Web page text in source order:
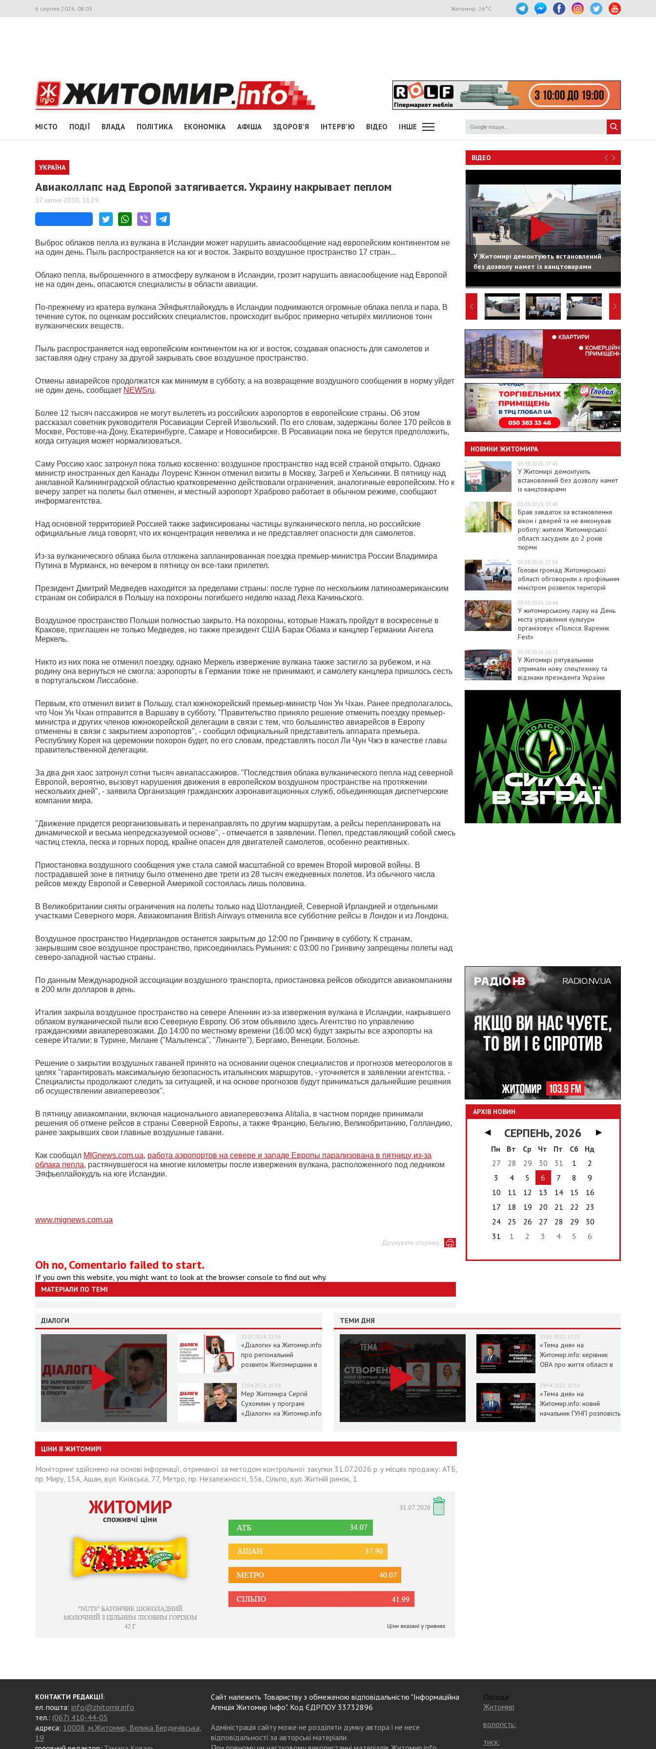
6 серпня 2026, 08:03 Житомир: 26°C
МІСТО ПОДІЇ ВЛАДА ПОЛІТИКА ЕКОНОМІКА АФІША ЗДОРОВ'Я ІНТЕРВ'Ю ВІДЕО ІНШЕ
УКРАЇНА
Авиаколлапс над Европой затягивается. Украину накрывает пеплом
17 квітня 2010, 11:29
Выброс облаков пепла из вулкана в Исландии может нарушить авиасообщение над европейским континентом не
на один день. Пыль распространяется на юг и восток. Закрыто воздушное пространство 17 стран...
Облако пепла, выброшенного в атмосферу вулканом в Исландии, грозит нарушить авиасообщение над Европой
не на один день, опасаются специалисты в области авиации.
По-прежнему из кратера вулкана Эйяфьятлайокудль в Исландии поднимаются огромные облака пепла и пара. В
течение суток, по оценкам российских специалистов, происходит выброс примерно четырёх миллионов тонн
вулканических веществ.
Пыль распространяется над европейским континентом на юг и восток, создавая опасность для самолетов и
заставляя одну страну за другой закрывать свое воздушное пространство.
Отмены авиарейсов продолжатся как минимум в субботу, а на возвращение воздушного сообщения в норму уйдет
не один день, сообщает NEWSru.
Более 12 тысяч пассажиров не могут вылететь из российских аэропортов в европейские страны. Об этом
рассказал советник руководителя Росавиации Сергей Извольский. По его словам, задержаны более 170 рейсов в
Москве, Ростове-на-Дону, Екатеринбурге, Самаре и Новосибирске. В Росавиации пока не берутся предположить,
когда ситуация может нормализоваться.
Саму Россию хаос затронул пока только косвенно: воздушное пространство над всей страной открыто. Однако
министр иностранных дел Канады Лоуренс Кэннон отменил визиты в Москву, Загреб и Хельсинки. В пятницу над
анклавной Калининградской областью кратковременно действовали ограничения, аналогичные европейским. Но к
вечеру запрет на полеты был отменен, и местный аэропорт Храброво работает в обычном режиме, сообщают
информагентства.
Над основной территорией Россией также зафиксированы частицы вулканического пепла, но российские
официальные лица говорят, что их концентрация невелика и не представляет опасности для самолетов.
Из-за вулканического облака была отложена запланированная поездка премьер-министра России Владимира
Путина в Мурманск, но вечером в пятницу он все-таки прилетел.
Президент Дмитрий Медведев находится за пределами страны: после турне по нескольким латиноамериканским
странам он собирался в Польшу на похороны погибшего неделю назад Леха Качиньского.
Воздушное пространство Польши полностью закрыто. На похороны, которые Нажать пройдут в воскресенье в
Кракове, приглашен не только Медведев, но также президент США Барак Обама и канцлер Германии Ангела
Меркель.
Никто из них пока не отменил поездку, однако Меркель извержение вулкана также застигло за рубежом, и на
родину она вернуться не смогла: аэропорты в Германии тоже не принимают, и самолету канцлера пришлось сесть
в португальском Лиссабоне.
Первым, кто отменил визит в Польшу, стал южнокорейский премьер-министр Чон Ун Чхан. Ранее предполагалось,
что Чон Ун Чхан отправится в Варшаву в субботу. "Правительство приняло решение отменить поездку премьер-
министра и других членов южнокорейской делегации в связи с тем, что большинство авиарейсов в Европу
отменены в связи с закрытием аэропортов", - сообщил официальный представитель аппарата премьера.
Республику Корея на церемонии похорон будет, по его словам, представлять посол Ли Чун Чжэ в качестве главы
правительственной делегации.
За два дня хаос затронул сотни тысяч авиапассажиров. "Последствия облака вулканического пепла над северной
Европой, вероятно, вызовут нарушения движения в европейском воздушном пространстве на протяжении
нескольких дней", - заявила Организация гражданских аэронавигационных служб, объединяющая диспетчерские
компании мира.
"Движение придется реорганизовывать и перенаправлять по другим маршрутам, а рейсы перепланировать на
динамической и весьма непредсказуемой основе", - отмечается в заявлении. Пепел, представляющий собой смесь
частиц стекла, песка и горных пород, крайне опасен для двигателей самолетов, особенно реактивных.
Приостановка воздушного сообщения уже стала самой масштабной со времен Второй мировой войны. В
пострадавшей зоне в пятницу было отменено две трети из 28 тысяч ежедневных полетов. Из обычного числа
рейсов между Европой и Северной Америкой состоялась лишь половина.
В Великобритании сняты ограничения на полеты только над Шотландией, Северной Ирландией и отдельными
участками Северного моря. Авиакомпания British Airways отменила все субботние рейсы в Лондон и из Лондона.
Воздушное пространство Нидерландов останется закрытым до 12:00 по Гринвичу в субботу. К странам,
закрывшим свое воздушное пространство, присоединилась Румыния: с 03:00 по Гринвичу запрещены полеты над
северо-западной частью страны.
По данным Международной ассоциации воздушного транспорта, приостановка рейсов обходится авиакомпаниям
в 200 млн долларов в день.
Италия закрыла воздушное пространство на севере Апеннин из-за извержения вулкана в Исландии, накрывшего
облаком вулканической пыли всю Северную Европу. Об этом объявило здесь Агентство по управлению
гражданскими авиаперевозками. До 14:00 по местному времени (16:00 мск) будут закрыты все аэропорты на
севере Италии: в Турине, Милане ("Мальпенса", "Линанте"), Бергамо, Венеции, Болонье.
Решение о закрытии воздушных гаваней принято на основании оценок специалистов и прогнозов метеорологов в
целях "гарантировать максимальную безопасность итальянских маршрутов, - уточняется в заявлении агентства. -
Специалисты продолжают следить за ситуацией, и на основе прогнозов будут приниматься дальнейшие решения
об осуществлении авиаперевозок".
В пятницу авиакомпании, включая национального авиаперевозчика Alitalia, в частном порядке принимали
решения об отмене рейсов в страны Северной Европы, а также Францию, Бельгию, Великобританию, Голландию,
ранее закрывших свои главные воздушные гавани.
Как сообщал MIGnews.com.ua, работа аэропортов на севере и западе Европы парализована в пятницу из-за
облака пепла, растянувшегося на многие километры после извержения вулкана, расположенного под ледником
Эяфьеллайокудль на юге Исландии.
www.mignews.com.ua
Друкувати сторінку
Oh no, Comentario failed to start.
If you own this website, you might want to look at the browser console to find out why.
МАТЕРІАЛИ ПО ТЕМІ
ВІДЕО
У Житомирі демонтують встановлений
без дозволу намет із канцтоварами
НОВИНИ ЖИТОМИРА
05.08.2026, 17:43
У Житомирі демонтують
встановлений без дозволу намет
із канцтоварами
05.08.2026, 17:40
Брав завдаток за встановлення
вікон і дверей та не виконував
роботу: жителя Житомирської
області засудили до 2 років
тюрми
05.08.2026, 17:34
Голови громад Житомирської
області обговорили з профільним
міністром розвиток територій
05.08.2026, 16:44
У житомирському парку на День
міста управління культури
організовує «Полісся. Вареник
Fest»
05.08.2026, 16:31
У Житомирі рятувальники
отримали нову спецтехніку та
відзнаки президента України
АРХІВ НОВИН
◀ СЕРПЕНЬ, 2026
▶
Пн
Вт Ср Чт Пт Сб
Нд
27
28 29 30 31 1
2
3
4 5 6 7 8
9
10
11 12 13 14 15
16
17
18 19 20 21 22
23
24
25 26 27 28 29
30
31
1 2 3 4 5 6
ДІАЛОГИ
12.07.2024, 12:36
«Діалоги» на Житомир.info
про регіональний
розвиток Житомирщини в
17.04.2024, 10:29
Мер Житомира Сергій
Сухомлин у програмі
«Діалоги» на Житомир.info
ТЕМИ ДНЯ
13.05.2022, 13:25
«Тема дня» на
Житомир.info: керівник
ОВА про життя області в
29.04.2022, 10:59
«Тема дня» на
Житомир.info: новий
начальник ГУНП розповість
ЦІНИ В ЖИТОМИРІ
Моніторинг здійснено на основі інформації, отриманої за методом контрольної закупки 31.07.2026 р. у місцях продажу: АТБ,
пр. Миру, 15А, Ашан, вул. Київська, 77, Метро, пр. Незалежності, 55в, Сільпо, вул. Житній ринок, 1
КОНТАКТИ РЕДАКЦІЇ:
ел. пошта: info@zhitomir.info
тел.: (067) 410-44-05
адреса: 10008, м.Житомир, Велика Бердичівська,
19
Сайт належить Товариству з обмеженою відповідальністю "Інформаційна
Агенція Житомир Інфо". Код ЄДРПОУ 33732896
Адміністрація сайту може не розділяти думку автора і не несе
відповідальності за авторські матеріали.
Погода
Житомир
вологість:
тиск: